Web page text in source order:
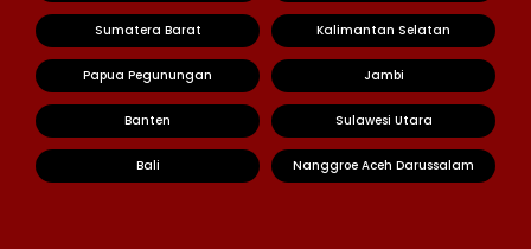
Sumatera Barat Kalimantan Selatan
Papua Pegunungan Jambi
Banten Sulawesi Utara
Bali Nanggroe Aceh Darussalam